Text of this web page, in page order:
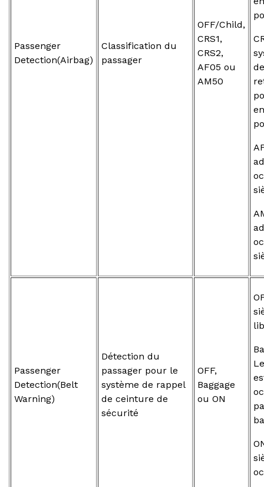
Passenger
Detection(Airbag)
Classification du
passager
OFF/Child,
CRS1,
CRS2,
AF05 ou
AM50
de
Passenger
Detection(Belt
Warning)
Détection du
passager pour le
système de rappel
de ceinture de
sécurité
OFF,
Baggage
ou ON